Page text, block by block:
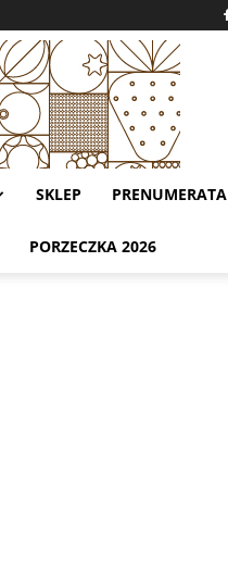
SKLEP PRENUMERATA
PORZECZKA 2026